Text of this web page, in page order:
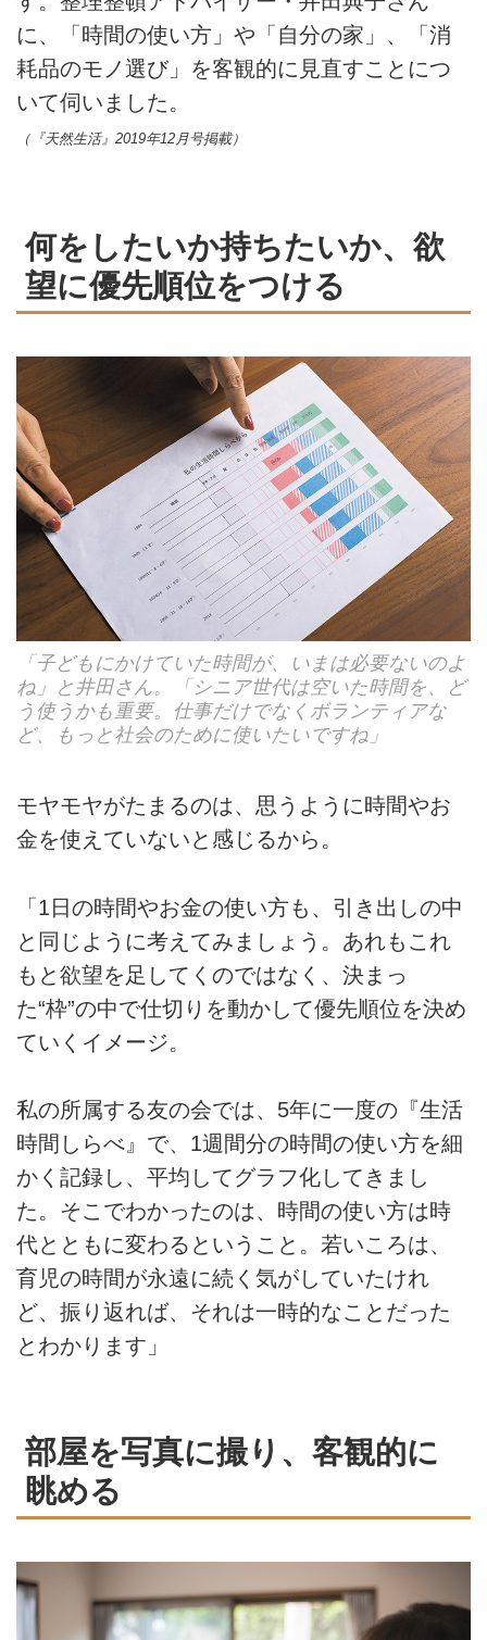
に、「時間の使い方」や「自分の家」、「消
耗品のモノ選び」を客観的に見直すことにつ
いて伺いました。
（『天然生活』2019年12月号掲載）
何をしたいか持ちたいか、欲
望に優先順位をつける
「子どもにかけていた時間が、いまは必要ないのよ
ね」と井田さん。「シニア世代は空いた時間を、ど
う使うかも重要。仕事だけでなくボランティアな
ど、もっと社会のために使いたいですね」
モヤモヤがたまるのは、思うように時間やお
金を使えていないと感じるから。
「1日の時間やお金の使い方も、引き出しの中
と同じように考えてみましょう。あれもこれ
もと欲望を足してくのではなく、決まっ
た“枠”の中で仕切りを動かして優先順位を決め
ていくイメージ。
私の所属する友の会では、5年に一度の『生活
時間しらべ』で、1週間分の時間の使い方を細
かく記録し、平均してグラフ化してきまし
た。そこでわかったのは、時間の使い方は時
代とともに変わるということ。若いころは、
育児の時間が永遠に続く気がしていたけれ
ど、振り返れば、それは一時的なことだった
とわかります」
部屋を写真に撮り、客観的に
眺める